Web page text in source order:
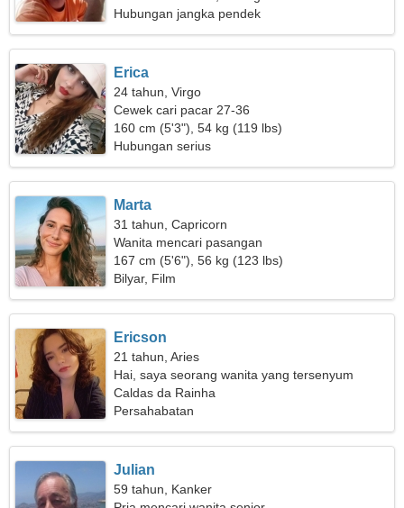
Hubungan jangka pendek
Erica
24 tahun, Virgo
Cewek cari pacar 27-36
160 cm (5'3"), 54 kg (119 lbs)
Hubungan serius
Marta
31 tahun, Capricorn
Wanita mencari pasangan
167 cm (5'6"), 56 kg (123 lbs)
Bilyar, Film
Ericson
21 tahun, Aries
Hai, saya seorang wanita yang tersenyum
Caldas da Rainha
Persahabatan
Julian
59 tahun, Kanker